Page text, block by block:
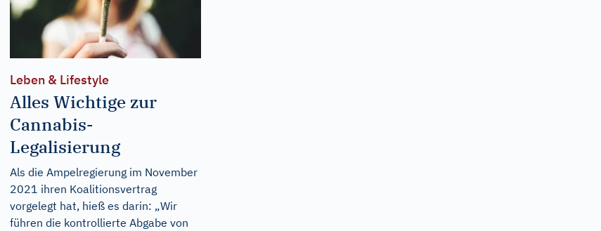
Leben & Lifestyle
Alles Wichtige zur
Cannabis-
Legalisierung
Als die Ampelregierung im November
2021 ihren Koalitionsvertrag
vorgelegt hat, hieß es darin: „Wir
führen die kontrollierte Abgabe von